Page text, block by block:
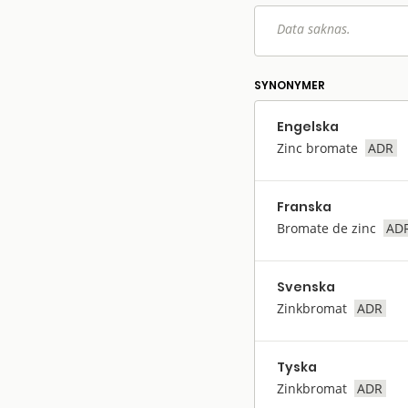
Data saknas.
SYNONYMER
Engelska
Zinc bromate ADR
Franska
Bromate de zinc
Svenska
Zinkbromat ADR
Tyska
Zinkbromat ADR